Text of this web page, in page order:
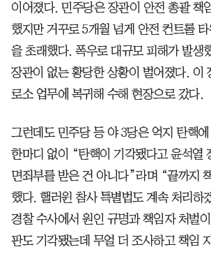
이어졌다. 민주당은 장관이 안전 총괄 책
했지만 거꾸로 5개월 넘게 안전 컨트롤
을 초래했다. 폭우로 대규모 피해가 발생
장관이 없는 황당한 상황이 벌어졌다. 이
로소 업무에 복귀해 수해 현장으로 갔다.
그런데도 민주당 등 야 3당은 억지 탄핵
한마디 없이 “탄핵이 기각됐다고 윤석열
면죄부를 받은 건 아니다”라며 “끝까지
했다. 핼러윈 참사 특별법도 계속 처리하
경찰 수사에서 원인 규명과 책임자 처벌
판도 기각됐는데 무얼 더 조사하고 책임